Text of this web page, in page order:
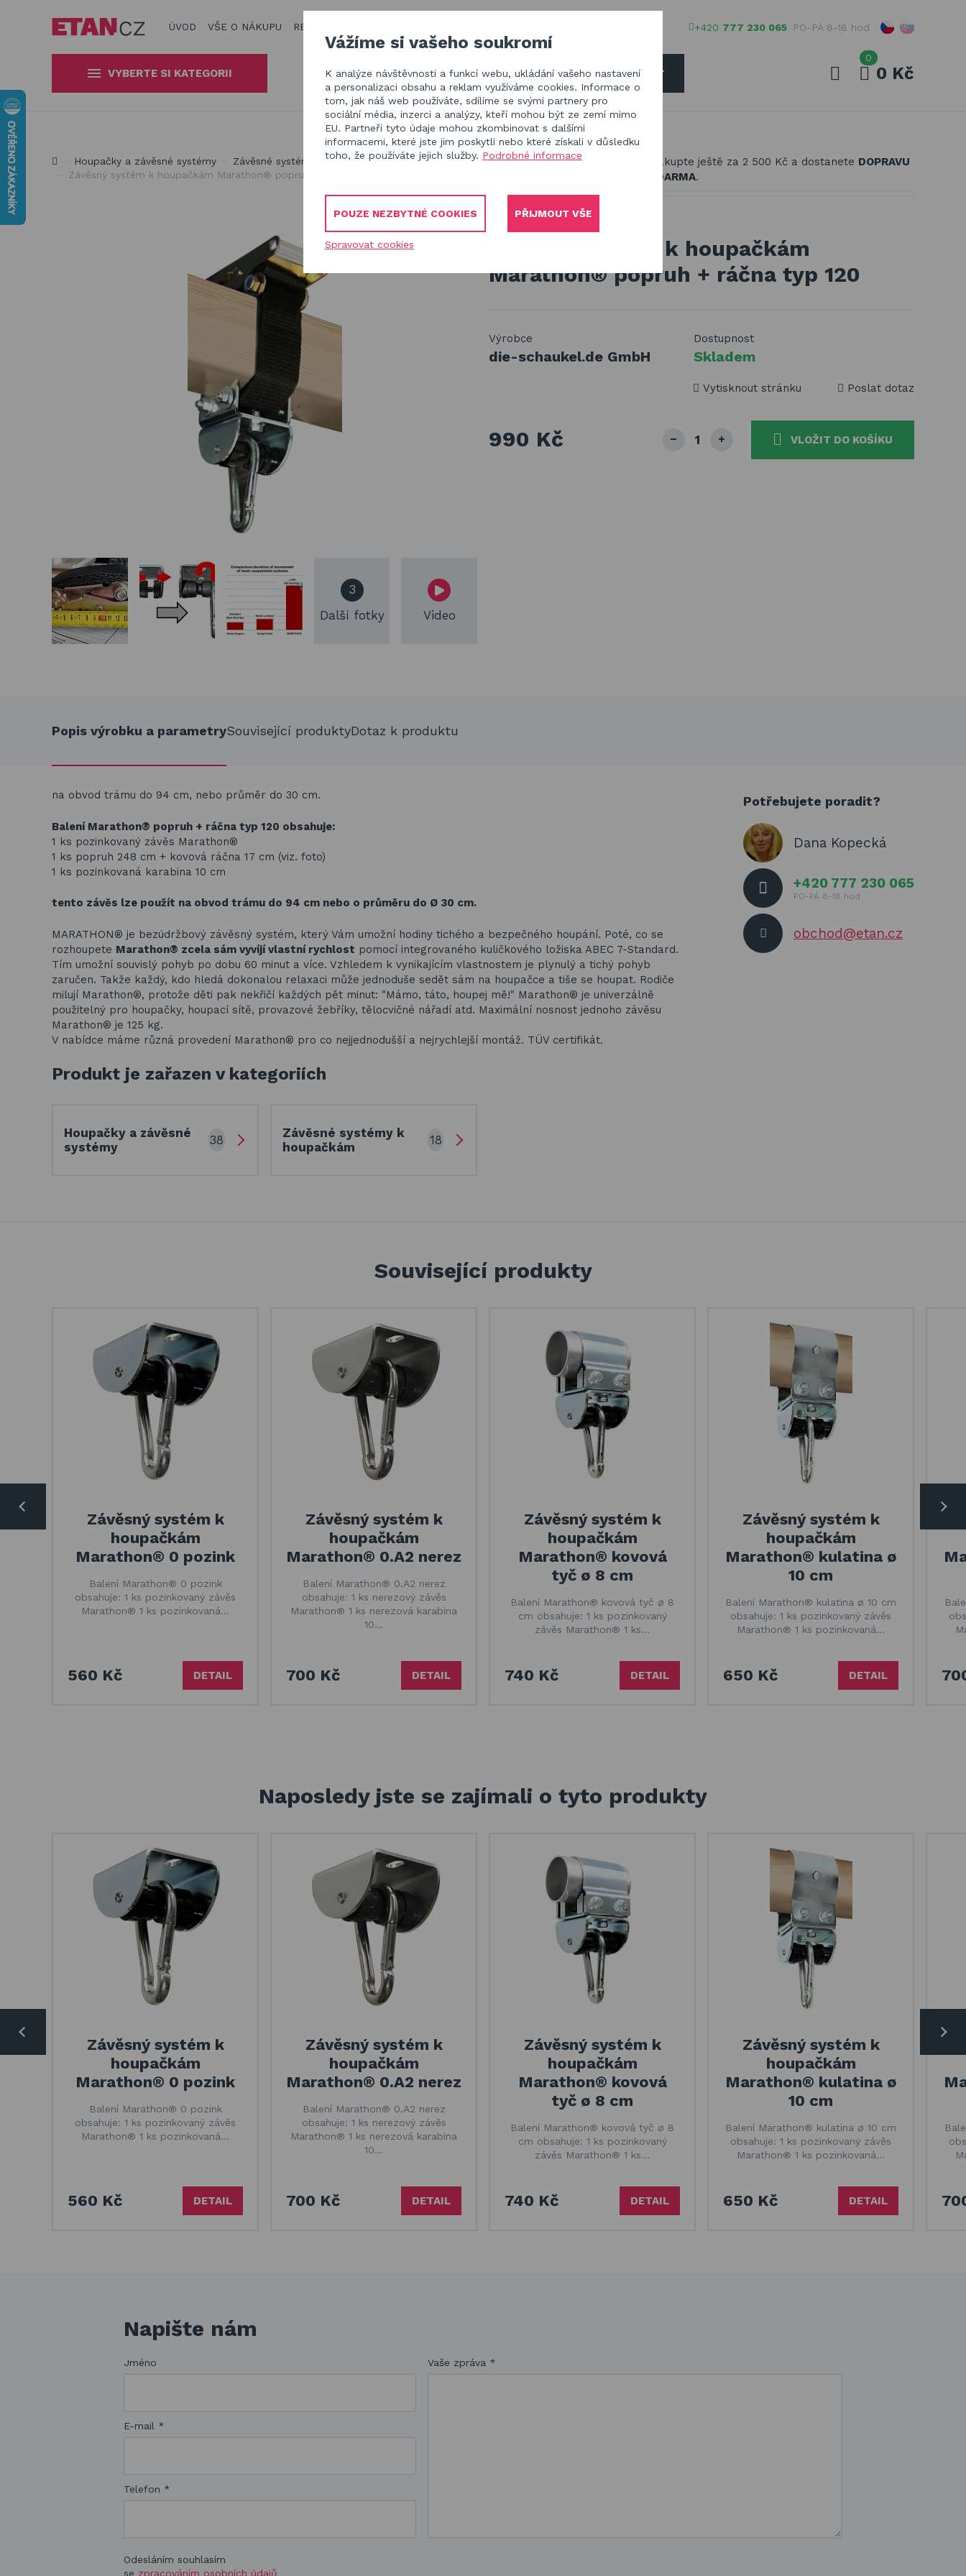
ÚVOD VŠE O NÁKUPU REALIZACE V ČR +420 777 230 065 PO-PÁ 8-18 hod
VYBERTE SI KATEGORII
na zahradní nábytek
Venkovní hry a hračky pro děti
Gumové podlahy (dlaždice)
HLEDAT
Vaše heslo
PŘIHLÁSIT
Registrovat
0
0 Kč
Jsme experti na zastínění a venkovní zábavu
Houpačky a závěsné systémy
Závěsné systémy k houpačkám
Závěsný systém k houpačkám Marathon® popruh + ráčna typ 120
Nakupte ještě za 2 500 Kč a dostanete DOPRAVU
ZDARMA.
3
Další fotky
Video
Závěsný systém k houpačkám
Marathon® popruh + ráčna typ 120
Výrobce
die-schaukel.de GmbH
Dostupnost
Skladem
Vytisknout stránku Poslat dotaz
990 Kč VLOŽIT DO KOŠÍKU
Popis výrobku a parametrySouvisející produktyDotaz k produktu
na obvod trámu do 94 cm, nebo průměr do 30 cm.
Balení Marathon® popruh + ráčna typ 120 obsahuje:
1 ks pozinkovaný závěs Marathon®
1 ks popruh 248 cm + kovová ráčna 17 cm (viz. foto)
1 ks pozinkovaná karabina 10 cm
tento závěs lze použít na obvod trámu do 94 cm nebo o průměru do Ø 30 cm.
MARATHON® je bezúdržbový závěsný systém, který Vám umožní hodiny tichého a bezpečného houpání. Poté, co se
rozhoupete Marathon® zcela sám vyvíjí vlastní rychlost pomocí integrovaného kuličkového ložiska ABEC 7-Standard.
Tím umožní souvislý pohyb po dobu 60 minut a více. Vzhledem k vynikajícím vlastnostem je plynulý a tichý pohyb
zaručen. Takže každý, kdo hledá dokonalou relaxaci může jednoduše sedět sám na houpačce a tiše se houpat. Rodiče
milují Marathon®, protože děti pak nekřičí každých pět minut: "Mámo, táto, houpej mě!" Marathon® je univerzálně
použitelný pro houpačky, houpací sítě, provazové žebříky, tělocvičné nářadí atd. Maximální nosnost jednoho závěsu
Marathon® je 125 kg.
V nabídce máme různá provedení Marathon® pro co nejjednodušší a nejrychlejší montáž. TÜV certifikát.
Produkt je zařazen v kategoriích
Houpačky a závěsné
systémy
38
Závěsné systémy k
houpačkám
18
Potřebujete poradit?
Dana Kopecká
+420 777 230 065
PO-PÁ 8-18 hod
obchod@etan.cz
Související produkty
Závěsný systém k
houpačkám
Marathon® 0 pozink
Balení Marathon® 0 pozink
obsahuje: 1 ks pozinkovaný závěs
Marathon® 1 ks pozinkovaná…
560 Kč DETAIL
Závěsný systém k
houpačkám
Marathon® 0.A2 nerez
Balení Marathon® 0.A2 nerez
obsahuje: 1 ks nerezový závěs
Marathon® 1 ks nerezová karabina
10…
700 Kč DETAIL
Závěsný systém k
houpačkám
Marathon® kovová
tyč ø 8 cm
Balení Marathon® kovová tyč ø 8
cm obsahuje: 1 ks pozinkovaný
závěs Marathon® 1 ks…
740 Kč DETAIL
Závěsný systém k
houpačkám
Marathon® kulatina ø
10 cm
Balení Marathon® kulatina ø 10 cm
obsahuje: 1 ks pozinkovaný závěs
Marathon® 1 ks pozinkovaná…
650 Kč DETAIL
Naposledy jste se zajímali o tyto produkty
Závěsný systém k
houpačkám
Marathon® 0 pozink
Balení Marathon® 0 pozink
obsahuje: 1 ks pozinkovaný závěs
Marathon® 1 ks pozinkovaná…
560 Kč DETAIL
Závěsný systém k
houpačkám
Marathon® 0.A2 nerez
Balení Marathon® 0.A2 nerez
obsahuje: 1 ks nerezový závěs
Marathon® 1 ks nerezová karabina
10…
700 Kč DETAIL
Závěsný systém k
houpačkám
Marathon® kovová
tyč ø 8 cm
Balení Marathon® kovová tyč ø 8
cm obsahuje: 1 ks pozinkovaný
závěs Marathon® 1 ks…
740 Kč DETAIL
Závěsný systém k
houpačkám
Marathon® kulatina ø
10 cm
Balení Marathon® kulatina ø 10 cm
obsahuje: 1 ks pozinkovaný závěs
Marathon® 1 ks pozinkovaná…
650 Kč DETAIL
Napište nám
Jméno
E-mail *
Telefon *
Vaše zpráva *
Odesláním souhlasím
se zpracováním osobních údajů
Vážíme si vašeho soukromí
K analýze návštěvnosti a funkcí webu, ukládání vašeho nastavení
a personalizaci obsahu a reklam využíváme cookies. Informace o
tom, jak náš web používáte, sdílíme se svými partnery pro
sociální média, inzerci a analýzy, kteří mohou být ze zemí mimo
EU. Partneři tyto údaje mohou zkombinovat s dalšími
informacemi, které jste jim poskytli nebo které získali v důsledku
toho, že používáte jejich služby. Podrobné informace
POUZE NEZBYTNÉ COOKIES PŘIJMOUT VŠE
Spravovat cookies